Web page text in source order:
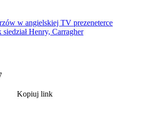
w angielskiej TV prezeneterce
siedział Henry, Carragher
Kopiuj link